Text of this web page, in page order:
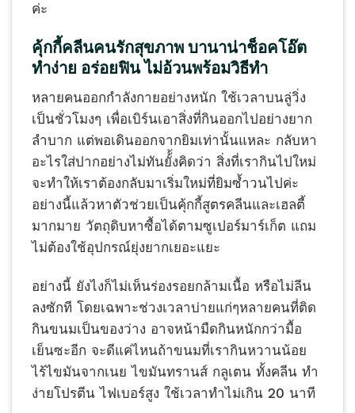
ค่ะ
คุ้กกี้คลีนคนรักสุขภาพ บานาน่าช็อคโอ๊ต
ทำง่าย อร่อยฟิน ไม่อ้วนพร้อมวิธีทำ
หลายคนออกกำลังกายอย่างหนัก ใช้เวลาบนลู่วิ่ง
เป็นชั่วโมงๆ เพื่อเบิร์นเอาสิ่งที่กินออกไปอย่างยาก
ลำบาก แต่พอเดินออกจากยิมเท่านั้นแหละ กลับหา
อะไรใส่ปากอย่างไม่ทันยั้้งคิดว่า สิ่งที่เรากินไปใหม่
จะทำให้เราต้องกลับมาเริ่มใหม่ที่ยิมซ้ำวนไปค่ะ
อย่างนี้แล้วหาตัวช่วยเป็นคุ้กกี้สูตรคลีนและเฮลตี้
มากมาย วัตถุดิบหาซื้อได้ตามซูเปอร์มาร์เก็ต แถม
ไม่ต้องใช้อุปกรณ์ยุ่งยากเยอะแยะ
อย่างนี้ ยังไงก็ไม่เห็นร่องรอยกล้ามเนื้อ หรือไม่ลีน
ลงซักที โดยเฉพาะช่วงเวลาบ่ายแก่ๆหลายคนที่ติด
กินขนมเป็นของว่าง อาจหน้ามืดกินหนักกว่ามื้อ
เย็นซะอีก จะดีแค่ไหนถ้าขนมที่เรากินหวานน้อย
ไร้ไขมันจากเนย ไขมันทรานส์ กลูเตน ทั้งคลีน ทำ
ง่ายโปรตีน ไฟเบอร์สูง ใช้เวลาทำไม่เกิน 20 นาที